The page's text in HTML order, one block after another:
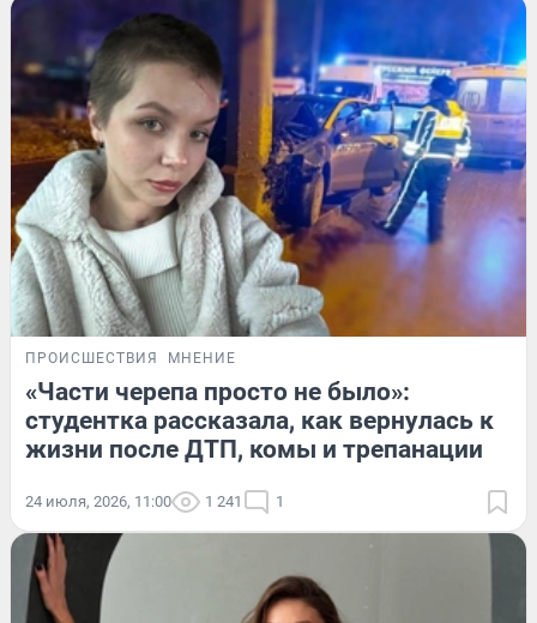
ПРОИСШЕСТВИЯ МНЕНИЕ
«Части черепа просто не было»:
студентка рассказала, как вернулась к
жизни после ДТП, комы и трепанации
24 июля, 2026, 11:00 1 241 1